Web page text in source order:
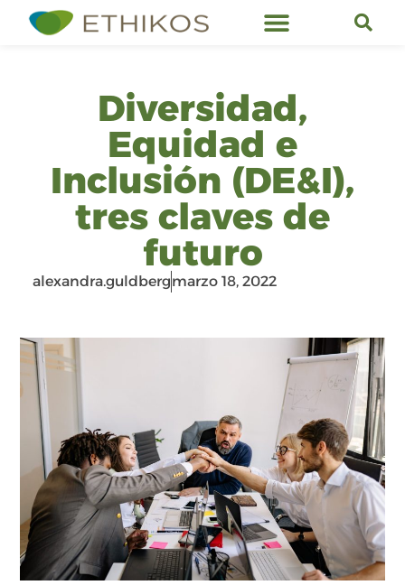
Diversidad,
Equidad e
Inclusión (DE&I),
tres claves de
futuro
alexandra.guldbergmarzo 18, 2022